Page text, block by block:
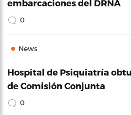
embarcaciones del DRNA
0
News
Hospital de Psiquiatría
de Comisión Conjunta
0